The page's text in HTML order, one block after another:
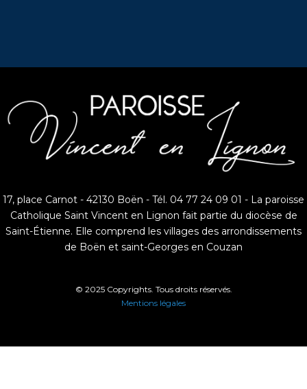
17, place Carnot - 42130 Boën - Tél. 04 77 24 09 01 - La paroisse
Catholique Saint Vincent en Lignon fait partie du diocèse de
Saint-Étienne. Elle comprend les villages des arrondissements
de Boën et saint-Georges en Couzan
© 2025 Copyrights. Tous droits réservés.
Mentions légales